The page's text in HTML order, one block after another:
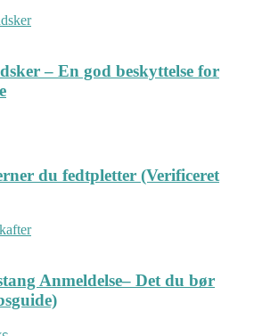
– En god beskyttelse for
du fedtpletter (Verificeret
Anmeldelse– Det du bør